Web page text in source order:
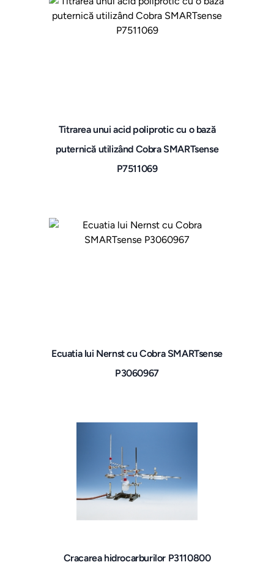
Titrarea unui acid poliprotic cu o bază
puternică utilizând Cobra SMARTsense
P7511069
Ecuatia lui Nernst cu Cobra SMARTsense
P3060967
Cracarea hidrocarburilor P3110800